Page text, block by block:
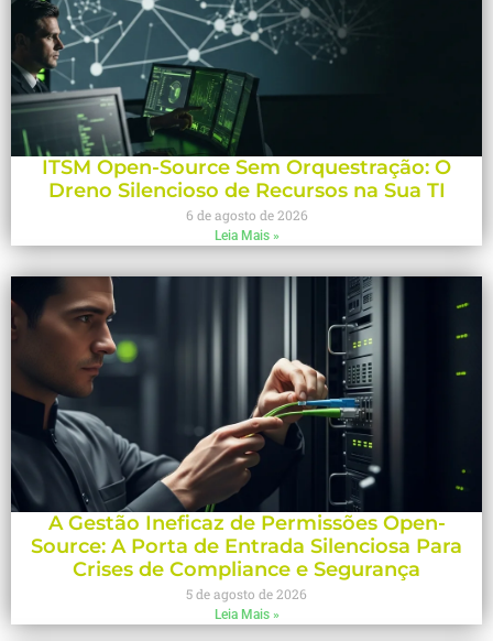
ITSM Open-Source Sem Orquestração: O
Dreno Silencioso de Recursos na Sua TI
6 de agosto de 2026
Leia Mais »
A Gestão Ineficaz de Permissões Open-
Source: A Porta de Entrada Silenciosa Para
Crises de Compliance e Segurança
5 de agosto de 2026
Leia Mais »